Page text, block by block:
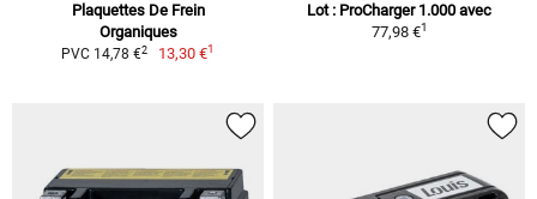
Plaquettes De Frein
Organiques
PVC 14,78 €2 13,30 €1
Lot : ProCharger 1.000 avec
77,98 €1